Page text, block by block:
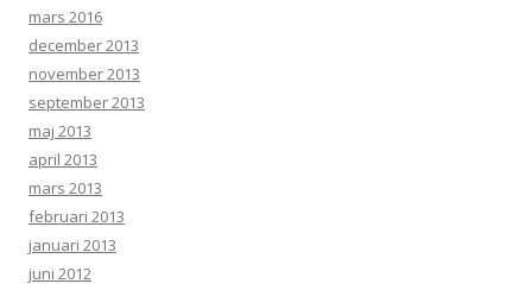
mars 2016
december 2013
november 2013
september 2013
maj 2013
april 2013
mars 2013
februari 2013
januari 2013
juni 2012